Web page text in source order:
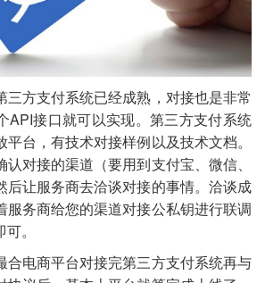
三方支付系统已经成熟，对接也是非常
API接口就可以实现。第三方支付系统
台，有技术对接样例以及技术文档。
对接的渠道（要用到支付宝、微信、
后让服务商去洽谈对接的事情。洽谈成
服务商给您的渠道对接公私钥进行联调
。
合电商平台对接完第三方支付系统再与